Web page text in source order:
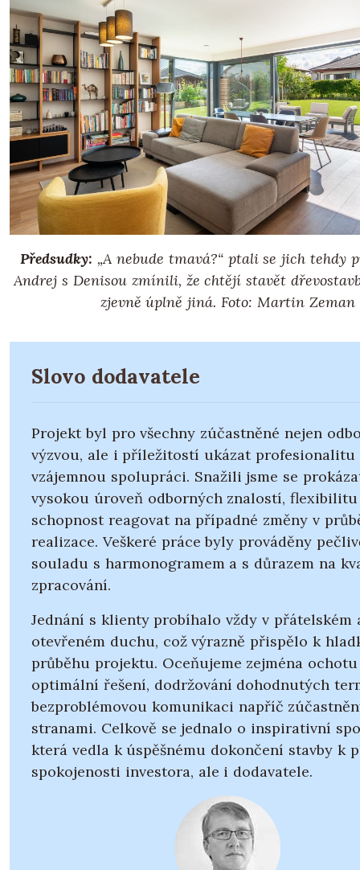
Předsudky: „A nebude tmavá?“ ptali se jich tehdy
Andrej s Denisou zmínili, že chtějí stavět
zjevně úplně jiná. Foto: Martin Zeman
Slovo dodavatele
Projekt byl pro všechny zúčastněné nejen
výzvou, ale i příležitostí ukázat profesionalitu
vzájemnou spolupráci. Snažili jsme se
vysokou úroveň odborných znalostí,
schopnost reagovat na případné změny v
realizace. Veškeré práce byly prováděny
souladu s harmonogramem a s důrazem na
zpracování.
Jednání s klienty probíhalo vždy v přátelském
otevřeném duchu, což výrazně přispělo k
průběhu projektu. Oceňujeme zejména
optimální řešení, dodržování dohodnutých
bezproblémovou komunikaci napříč
stranami. Celkově se jednalo o inspirativní
která vedla k úspěšnému dokončení stavby k
spokojenosti investora, ale i dodavatele.